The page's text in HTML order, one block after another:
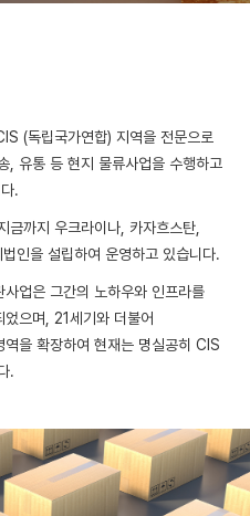
(독립국가연합) 지역을 전문으로
, 유통 등 현지 물류사업을 수행하고
.
금까지 우크라이나, 카자흐스탄,
인을 설립하여 운영하고 있습니다.
업은 그간의 노하우와 인프라를
으며, 21세기와 더불어
을 확장하여 현재는 명실공히 CIS
.